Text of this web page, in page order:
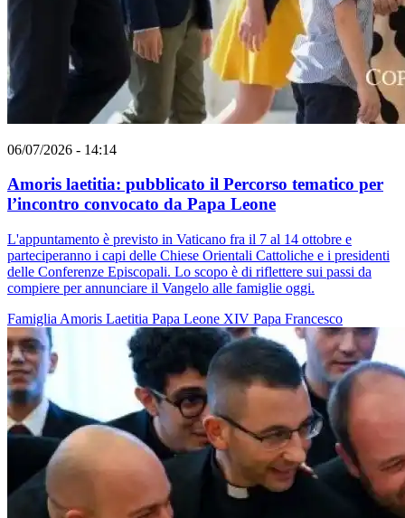
06/07/2026 - 14:14
Amoris laetitia: pubblicato il Percorso tematico per
l’incontro convocato da Papa Leone
L'appuntamento è previsto in Vaticano fra il 7 al 14 ottobre e
parteciperanno i capi delle Chiese Orientali Cattoliche e i presidenti
delle Conferenze Episcopali. Lo scopo è di riflettere sui passi da
compiere per annunciare il Vangelo alle famiglie oggi.
Famiglia Amoris Laetitia Papa Leone XIV Papa Francesco